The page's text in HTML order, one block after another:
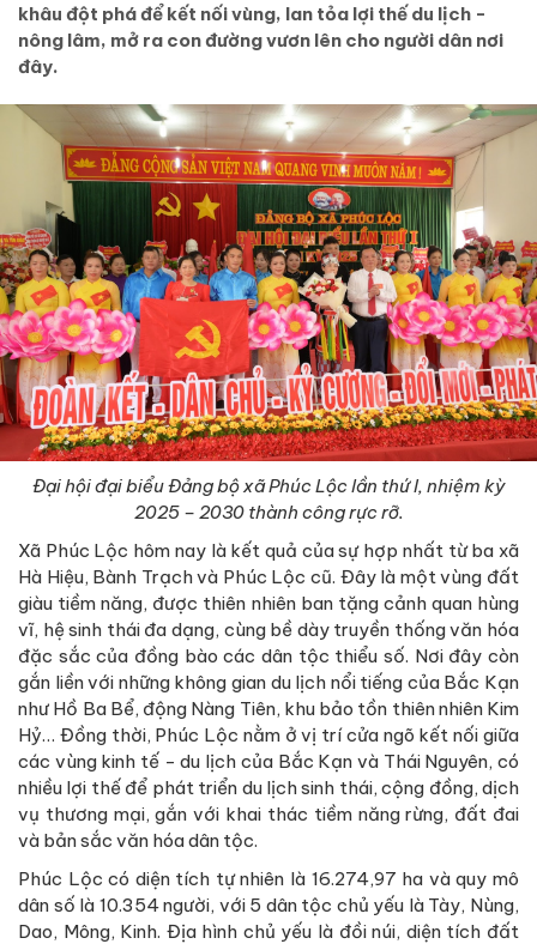
khâu đột phá để kết nối vùng, lan tỏa lợi thế du lịch -
nông lâm, mở ra con đường vươn lên cho người dân nơi
đây.
Đại hội đại biểu Đảng bộ xã Phúc Lộc lần thứ I, nhiệm kỳ
2025 – 2030 thành công rực rỡ.
Xã Phúc Lộc hôm nay là kết quả của sự hợp nhất từ ba xã
Hà Hiệu, Bành Trạch và Phúc Lộc cũ. Đây là một vùng đất
giàu tiềm năng, được thiên nhiên ban tặng cảnh quan hùng
vĩ, hệ sinh thái đa dạng, cùng bề dày truyền thống văn hóa
đặc sắc của đồng bào các dân tộc thiểu số. Nơi đây còn
gắn liền với những không gian du lịch nổi tiếng của Bắc Kạn
như Hồ Ba Bể, động Nàng Tiên, khu bảo tồn thiên nhiên Kim
Hỷ… Đồng thời, Phúc Lộc nằm ở vị trí cửa ngõ kết nối giữa
các vùng kinh tế - du lịch của Bắc Kạn và Thái Nguyên, có
nhiều lợi thế để phát triển du lịch sinh thái, cộng đồng, dịch
vụ thương mại, gắn với khai thác tiềm năng rừng, đất đai
và bản sắc văn hóa dân tộc.
Phúc Lộc có diện tích tự nhiên là 16.274,97 ha và quy mô
dân số là 10.354 người, với 5 dân tộc chủ yếu là Tày, Nùng,
Dao, Mông, Kinh. Địa hình chủ yếu là đồi núi, diện tích đất